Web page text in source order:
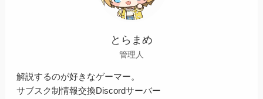
とらまめ
管理人
解説するのが好きなゲーマー。
サブスク制情報交換Discordサーバー